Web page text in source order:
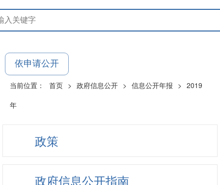
依申请公开
当前位置： 首页 > 政府信息公开 > 信息公开年报 > 2019
年
政策
政府信息公开指南